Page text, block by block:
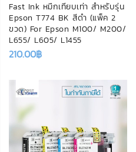
Fast Ink หมึกเทียบเท่า สำหรับรุ่น
Epson T774 BK สีดำ (แพ็ค 2
ขวด) For Epson M100/ M200/
L655/ L605/ L1455
210.00฿